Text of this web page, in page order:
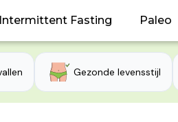
Intermittent Fasting Paleo
Gezonde levensstijl